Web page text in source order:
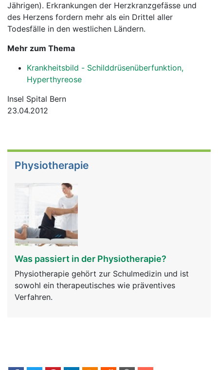
Jährigen). Erkrankungen der Herzkranzgefässe und
des Herzens fordern mehr als ein Drittel aller
Todesfälle in den westlichen Ländern.
Mehr zum Thema
Krankheitsbild - Schilddrüsenüberfunktion,
Hyperthyreose
Insel Spital Bern
23.04.2012
Physiotherapie
Was passiert in der Physiotherapie?
Physiotherapie gehört zur Schulmedizin und ist
sowohl ein therapeutisches wie präventives
Verfahren.